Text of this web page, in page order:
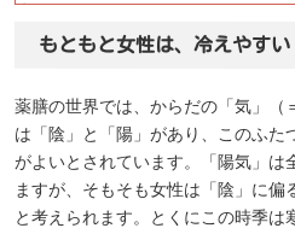
もともと女性は、冷えやすい
薬膳の世界では、からだの「気」（
は「陰」と「陽」があり、このふた
がよいとされています。「陽気」は
ますが、そもそも女性は「陰」に
と考えられます。とくにこの時季は